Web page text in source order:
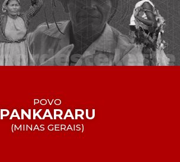
POVO
PANKARARU
(MINAS GERAIS)